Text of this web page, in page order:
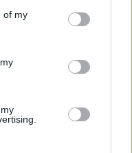
You may click to
its third-party tags to
in below Google
of my